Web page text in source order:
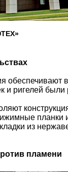
обеспечивают
и ригелей
из
пламени